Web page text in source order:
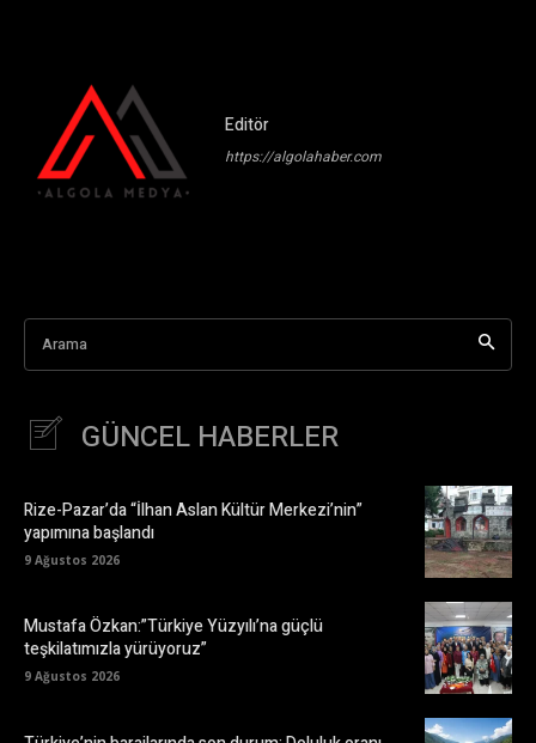
Editör
https://algolahaber.com
Arama
GÜNCEL HABERLER
Rize-Pazar’da “İlhan Aslan Kültür Merkezi’nin”
yapımına başlandı
9 Ağustos 2026
Mustafa Özkan:”Türkiye Yüzyılı’na güçlü
teşkilatımızla yürüyoruz”
9 Ağustos 2026